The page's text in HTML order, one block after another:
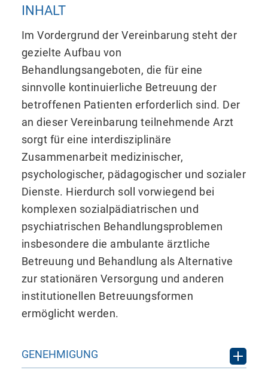
INHALT
Im Vordergrund der Vereinbarung steht der
gezielte Aufbau von
Behandlungsangeboten, die für eine
sinnvolle kontinuierliche Betreuung der
betroffenen Patienten erforderlich sind. Der
an dieser Vereinbarung teilnehmende Arzt
sorgt für eine interdisziplinäre
Zusammenarbeit medizinischer,
psychologischer, pädagogischer und sozialer
Dienste. Hierdurch soll vorwiegend bei
komplexen sozialpädiatrischen und
psychiatrischen Behandlungsproblemen
insbesondere die ambulante ärztliche
Betreuung und Behandlung als Alternative
zur stationären Versorgung und anderen
institutionellen Betreuungsformen
ermöglicht werden.
GENEHMIGUNG